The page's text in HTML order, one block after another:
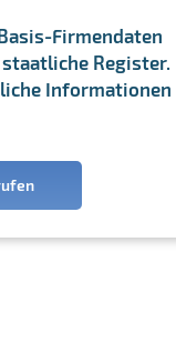
Firmendaten
Register.
Informationen